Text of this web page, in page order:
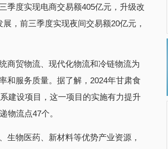
季度实现电商交易额405亿元，升级改
，前三季度实现夜间交易额20亿元，
商贸物流、现代化物流和冷链物流为
和服务质量。据了解，2024年甘肃食
建设项目，这一项目的实施有力提升
物流点47个。
生物医药、新材料等优势产业资源，